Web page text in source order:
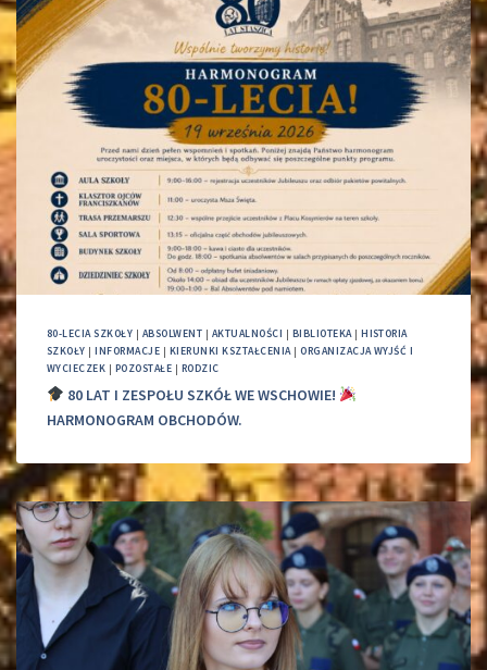
80-LECIA SZKOŁY | ABSOLWENT | AKTUALNOŚCI | BIBLIOTEKA|HISTORIA
SZKOŁY |INFORMACJE | KIERUNKI KSZTAŁCENIA|ORGANIZACJA WYJŚĆ I
WYCIECZEK | POZOSTAŁE | RODZIC
80 LAT I ZESPOŁU SZKÓŁ WE WSCHOWIE!
HARMONOGRAM OBCHODÓW.